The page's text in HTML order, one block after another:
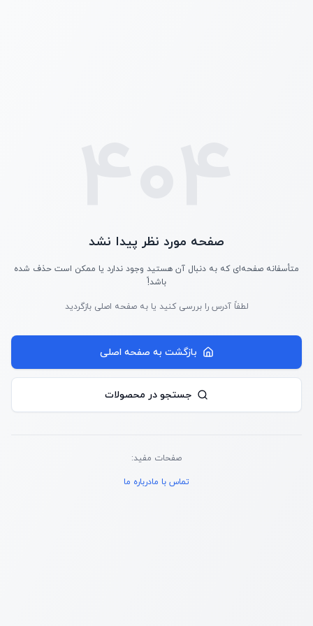
صفحه مورد نظر پیدا نشد
متأسفانه صفحه‌ای که به دنبال آن هستید وجود ندارد یا ممکن است حذف شده
باشد!ً
لطفاً آدرس را بررسی کنید یا به صفحه اصلی بازگردید
بازگشت به صفحه اصلی
جستجو در محصولات
صفحات مفید:
تماس با مادرباره ما